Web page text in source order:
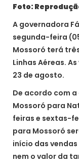
Foto:
A governadora
segunda-feira
Mossoró terá
Linhas Aéreas.
23 de agosto.
De acordo com
Mossoró para
feiras e sextas-
para Mossoró
início das
nem o valor da